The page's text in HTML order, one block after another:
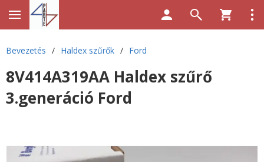
Bevezetés / Haldex szűrők / Ford
8V414A319AA Haldex szűrő
3.generáció Ford